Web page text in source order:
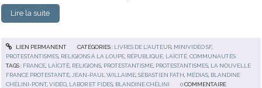
Lire la suite
LIEN PERMANENT CATÉGORIES : LIVRES DE L'AUTEUR, MINIVIDÉO SF,
PROTESTANTISMES RELIGIONS À LA LOUPE RÉPUBLIQUE, LAÏCITÉ, COMMUNAUTÉS
TAGS : FRANCE LAÏCITÉ RELIGIONS PROTESTANTISME PROTESTANTISMES LA NOUVELLE
FRANCE PROTESTANTE
JEAN-PAUL WILLAIME ,SÉBASTIEN FATH MÉDIAS BLANDINE
CHÉLINI-PONT,VIDÉO LABOR ET FIDES BLANDINE CHÉLINI 0 COMMENTAIRE